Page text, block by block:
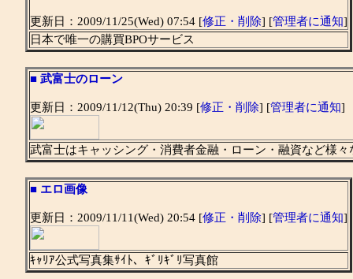
更新日：2009/11/25(Wed) 07:54 [修正・削除] [管理者に通知]
日本で唯一の購買BPOサービス
■ 武富士のローン
更新日：2009/11/12(Thu) 20:39 [修正・削除] [管理者に通知]
武富士はキャッシング・消費者金融・ローン・融資など様
■ エロ画像
更新日：2009/11/11(Wed) 20:54 [修正・削除] [管理者に通知]
ｷｬﾘｱ公式写真集ｻｲﾄ、ｷﾞﾘｷﾞﾘ写真館